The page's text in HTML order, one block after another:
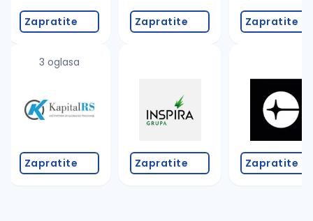
Zapratite
3 oglasa
Zapratite
Zapratite
Zapratite
Zapratite
Zapratite